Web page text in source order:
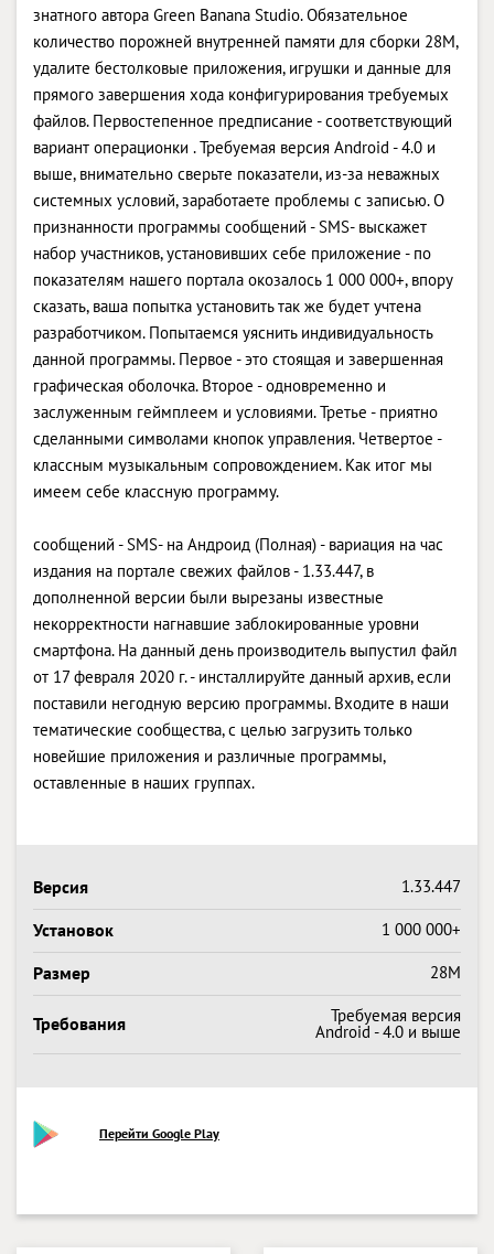
знатного автора Green Banana Studio. Обязательное
количество порожней внутренней памяти для сборки 28M,
удалите бестолковые приложения, игрушки и данные для
прямого завершения хода конфигурирования требуемых
файлов. Первостепенное предписание - соответствующий
вариант операционки . Требуемая версия Android - 4.0 и
выше, внимательно сверьте показатели, из-за неважных
системных условий, заработаете проблемы с записью. О
признанности программы сообщений - SMS- выскажет
набор участников, установивших себе приложение - по
показателям нашего портала окозалось 1 000 000+, впору
сказать, ваша попытка установить так же будет учтена
разработчиком. Попытаемся уяснить индивидуальность
данной программы. Первое - это стоящая и завершенная
графическая оболочка. Второе - одновременно и
заслуженным геймплеем и условиями. Третье - приятно
сделанными символами кнопок управления. Четвертое -
классным музыкальным сопровождением. Как итог мы
имеем себе классную программу.
сообщений - SMS- на Андроид (Полная) - вариация на час
издания на портале свежих файлов - 1.33.447, в
дополненной версии были вырезаны известные
некорректности нагнавшие заблокированные уровни
смартфона. На данный день производитель выпустил файл
от 17 февраля 2020 г. - инсталлируйте данный архив, если
поставили негодную версию программы. Входите в наши
тематические сообщества, с целью загрузить только
новейшие приложения и различные программы,
оставленные в наших группах.
Версия 1.33.447
Установок 1 000 000+
Размер 28M
Требования Требуемая версия
Android - 4.0 и выше
Перейти Google Play